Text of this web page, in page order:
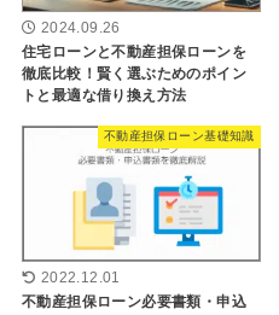
2024.09.26
住宅ローンと不動産担保ローンを
徹底比較！賢く選ぶためのポイン
トと最適な借り換え方法
不動産担保ローン基礎知識
2022.12.01
不動産担保ローン必要書類・申込